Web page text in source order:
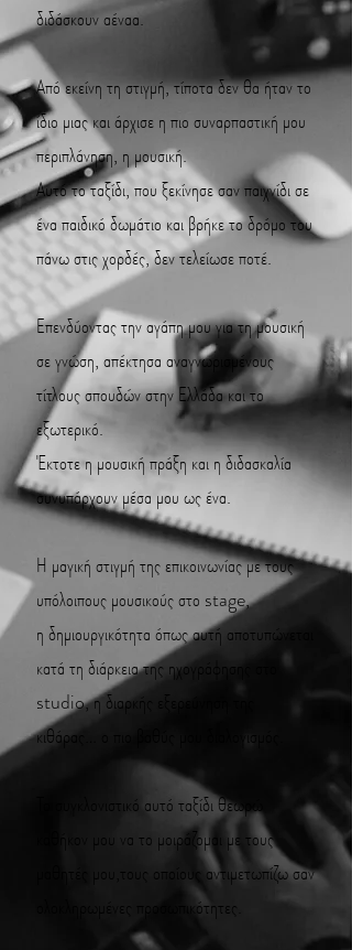
διδάσκουν αέναα.
Από εκείνη τη στιγμή, τίποτα δεν θα ήταν το
ίδιο μιας και άρχισε η πιο συναρπαστική μου
περιπλάνηση, η μουσική.
Αυτό το ταξίδι, που ξεκίνησε σαν παιχνίδι σε
ένα παιδικό δωμάτιο και βρήκε το δρόμο του
πάνω στις χορδές, δεν τελείωσε ποτέ.
Επενδύοντας την αγάπη μου για τη μουσική
σε γνώση, απέκτησα αναγνωρισμένους
τίτλους σπουδών στην Ελλάδα και το
εξωτερικό.
Έκτοτε η μουσική πράξη και η διδασκαλία
συνυπάρχουν μέσα μου ως ένα.
Η μαγική στιγμή της επικοινωνίας με τους
υπόλοιπους μουσικούς στο stage,
η δημιουργικότητα όπως αυτή αποτυπώνεται
κατά τη διάρκεια της ηχογράφησης στο
studio, η διαρκής εξερεύνηση της
κιθάρας… ο πιο βαθύς μου διαλογισμός.
Το συγκλονιστικό αυτό ταξίδι θεωρώ
καθήκον μου να το μοιράζομαι με τους
μαθητές μου,τους οποίους αντιμετωπίζω σαν
ολοκληρωμένες προσωπικότητες.